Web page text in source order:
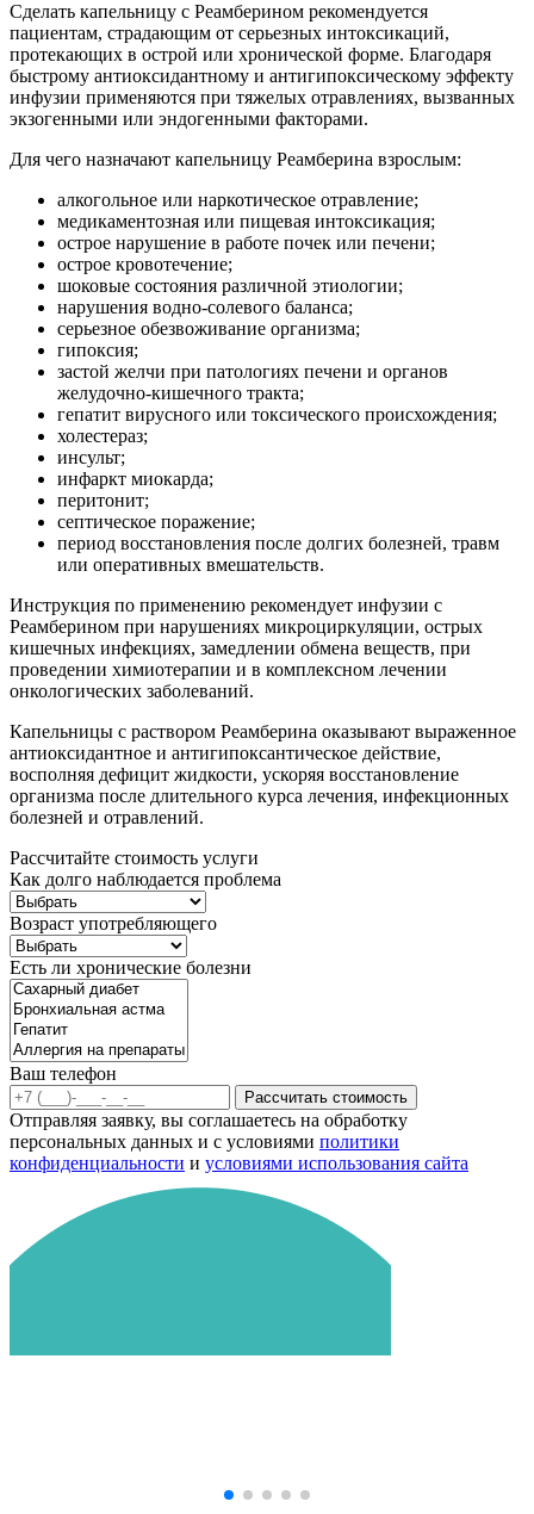
Сделать капельницу с Реамберином рекомендуется
пациентам, страдающим от серьезных интоксикаций,
протекающих в острой или хронической форме. Благодаря
быстрому антиоксидантному и антигипоксическому эффекту
инфузии применяются при тяжелых отравлениях, вызванных
экзогенными или эндогенными факторами.
Для чего назначают капельницу Реамберина взрослым:
алкогольное или наркотическое отравление;
медикаментозная или пищевая интоксикация;
острое нарушение в работе почек или печени;
острое кровотечение;
шоковые состояния различной этиологии;
нарушения водно-солевого баланса;
серьезное обезвоживание организма;
гипоксия;
застой желчи при патологиях печени и органов
желудочно-кишечного тракта;
гепатит вирусного или токсического происхождения;
холестераз;
инсульт;
инфаркт миокарда;
перитонит;
септическое поражение;
период восстановления после долгих болезней, травм
или оперативных вмешательств.
Инструкция по применению рекомендует инфузии с
Реамберином при нарушениях микроциркуляции, острых
кишечных инфекциях, замедлении обмена веществ, при
проведении химиотерапии и в комплексном лечении
онкологических заболеваний.
Капельницы с раствором Реамберина оказывают выраженное
антиоксидантное и антигипоксантическое действие,
восполняя дефицит жидкости, ускоряя восстановление
организма после длительного курса лечения, инфекционных
болезней и отравлений.
Рассчитайте стоимость услуги
Как долго наблюдается проблема
Возраст употребляющего
Есть ли хронические болезни
Ваш телефон
Рассчитать стоимость
Отправляя заявку, вы соглашаетесь на обработку
персональных данных и с условиями политики
конфиденциальности и условиями использования сайта